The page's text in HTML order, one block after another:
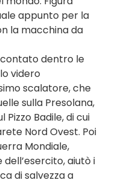
appunto per la
la macchina da
dentro le
videro
scalatore, che
sulla Presolana,
Pizzo Badile, di cui
Nord Ovest. Poi
Mondiale,
aiutò i
di salvezza a